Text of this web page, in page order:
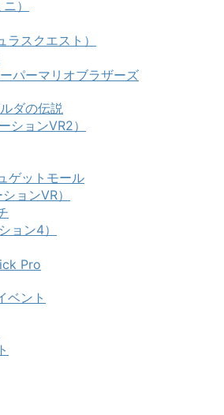
）
スクエスト）
パーマリオブラザーズ
ダの伝説
ションVR2）
ゲットモール
ョンVR）
ョン4）
Pro
ベント